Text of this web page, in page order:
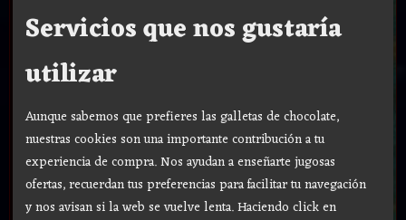
Servicios que nos gustaría
utilizar
Aunque sabemos que prefieres las galletas de chocolate,
nuestras cookies son una importante contribución a tu
experiencia de compra. Nos ayudan a enseñarte jugosas
ofertas, recuerdan tus preferencias para facilitar tu navegación
y nos avisan si la web se vuelve lenta. Haciendo click en